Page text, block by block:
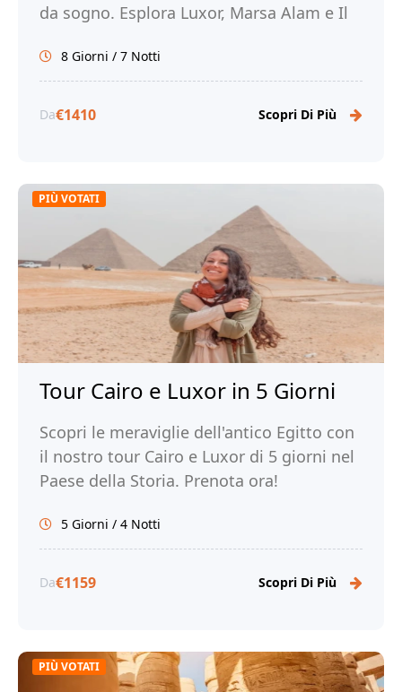
da sogno. Esplora Luxor, Marsa Alam e Il
8 Giorni / 7 Notti
Da€1410 Scopri Di Più
PIÙ VOTATI
Tour Cairo e Luxor in 5 Giorni
Scopri le meraviglie dell'antico Egitto con
il nostro tour Cairo e Luxor di 5 giorni nel
Paese della Storia. Prenota ora!
5 Giorni / 4 Notti
Da€1159 Scopri Di Più
PIÙ VOTATI